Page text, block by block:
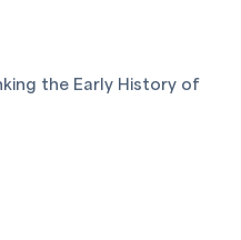
the Early History of